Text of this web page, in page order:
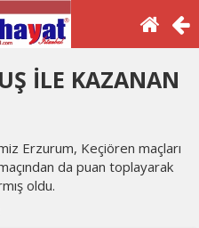
İLE KAZANAN
Erzurum, Keçiören maçları
da puan toplayarak
oldu.